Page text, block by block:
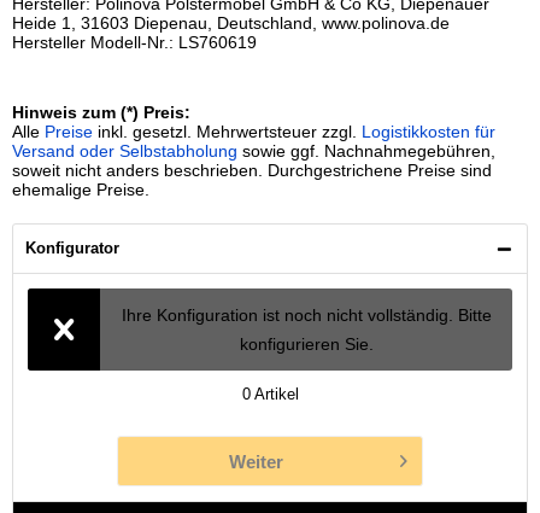
Heide 1, 31603 Diepenau, Deutschland, www.polinova.de
Hersteller Modell-Nr.: LS760619
Hinweis zum (*) Preis:
Alle Preise inkl. gesetzl. Mehrwertsteuer zzgl. Logistikkosten für
Versand oder Selbstabholung sowie ggf. Nachnahmegebühren,
soweit nicht anders beschrieben. Durchgestrichene Preise sind
ehemalige Preise.
Konfigurator
Ihre Konfiguration ist noch nicht vollständig. Bitte
konfigurieren Sie.
0 Artikel
Weiter